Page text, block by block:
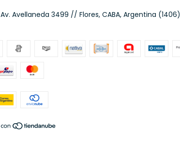
Av. Avellaneda 3499 // Flores, CABA, Argentina (1406)